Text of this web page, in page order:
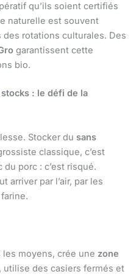
qu’ils soient certifiés
naturelle est souvent
rotations culturales. Des
garantissent cette
bio.
: le défi de la
Stocker du sans
classique, c’est
porc : c’est risqué.
arriver par l’air, par les
les moyens, crée une zone
utilise des casiers fermés et